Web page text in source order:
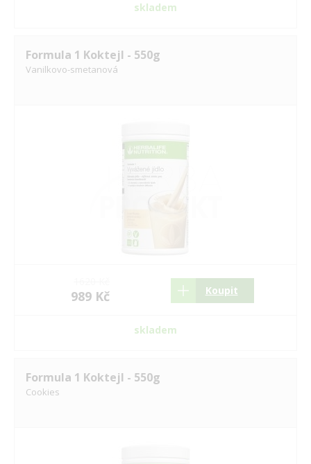
skladem
Formula 1 Koktejl - 550g
Vanilkovo-smetanová
989 Kč Koupit
skladem
Formula 1 Koktejl - 550g
Cookies